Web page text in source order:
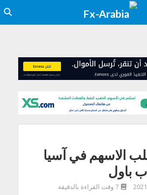
الاسهم في آسيا
باول
7 وقت القراءة بالدقيقة